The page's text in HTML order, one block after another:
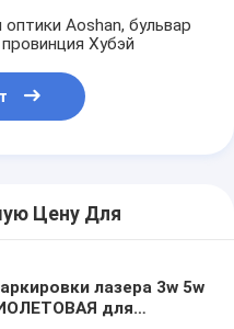
Aoshan, бульвар
Хубэй
Цену Для
лазера 3w 5w
для